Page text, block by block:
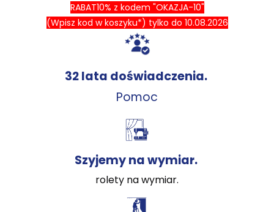
RABAT10% z kodem "OKAZJA-10"
(Wpisz kod w koszyku*) tylko do 10.08.2026
32 lata doświadczenia.
Pomoc
Szyjemy na wymiar.
rolety na wymiar.